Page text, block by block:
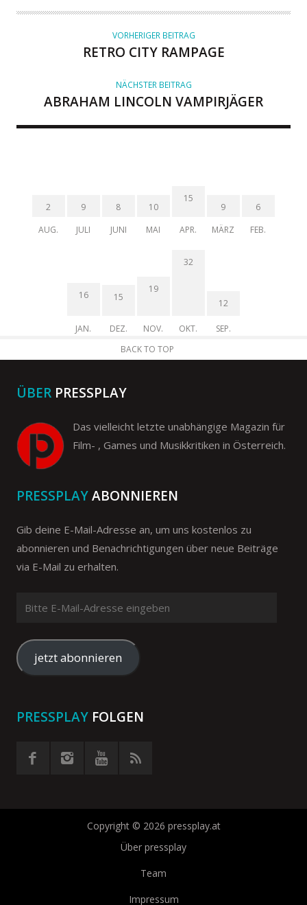
VORHERIGER BEITRAG
RETRO CITY RAMPAGE
NÄCHSTER BEITRAG
ABRAHAM LINCOLN VAMPIRJÄGER
2
AUG.
9
JULI
8
JUNI
10
MAI
15
APR.
9
MÄRZ
6
FEB.
16
JAN.
15
DEZ.
19
NOV.
32
OKT.
12
SEP.
BACK TO TOP
ÜBER PRESSPLAY
Das vielleicht letzte unabhängige Magazin für
Film- , Games und Musikkritiken in Österreich.
PRESSPLAYABONNIEREN
Gib deine E-Mail-Adresse an, um uns kostenlos zu
abonnieren und Benachrichtigungen über neue Beiträge
via E-Mail zu erhalten.
Mail-
Adresse
eingeben
jetzt abonnieren
PRESSPLAY FOLGEN
Copyright © 2026 pressplay.at
Über pressplay
Team
Impressum